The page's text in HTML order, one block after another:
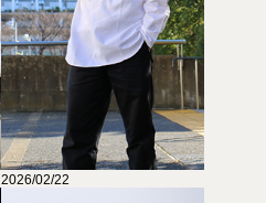
2026/02/22